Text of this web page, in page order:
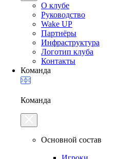
О клубе
Руководство
Wake UP
Партнёры
Инфраструктура
Логотип клуба
Контакты
Команда
Команда
Основной состав